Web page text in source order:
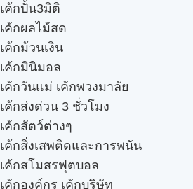
เค้กปั้น3มิติ
เค้กผลไม้สด
เค้กม้วนเงิน
เค้กมินิมอล
เค้กวันแม่ เค้กพวงมาลัย
เค้กส่งด่วน 3 ชั่วโมง
เค้กสัตว์ต่างๆ
เค้กสิ่งเสพติดและการพนัน
เค้กสโมสรฟุตบอล
เค้กองค์กร เค้กบริษัท